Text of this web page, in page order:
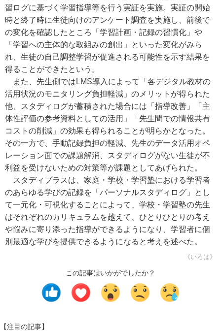
習ログに基づく学習指導等を行う実証を実施。実証の開始
時と終了時に生徒向けのアンケート調査を実施し、前後で
の変化を確認したところ「学習計画・記録の習慣化」や
「学習への主体的な取組みの創出」といった変化がみら
れ、生徒の自己調整学習が促進される可能性を示す結果を
得ることができたという。
また、先生側ではLMS導入によって「各デジタル教材の
活用状況のモニタリング負担軽減」のメリットが得られた
他、スタディログが蓄積された場合には「指導改善」「主
体性評価の参考資料としての活用」「先生間での情報共有
コストの削減」の効果も得られることが明らかとなった。
その一方で、手動記録負担の軽減、先生のデータ活用オペ
レーション面での課題解消、スタディログがない生徒が不
利益を受けないための対策等が課題としてあげられた。
スタディプラスは、家庭・学校・学習塾における学習者
のあらゆる学びの記録を「パーソナルスタディログ」とし
て一元化・可視化することによって、学校・学習塾の先生
はそれぞれのカリキュラムを越えて、ひとりひとりの考え
や悩みに寄り添った指導ができるようになり、学習者に個
別最適な学びを提供できるようになると考えを述べた。
《いろは》
この記事はいかがでしたか？
【注目の記事】